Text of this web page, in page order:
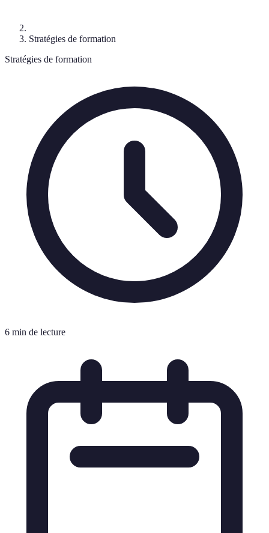
Stratégies de formation
Stratégies de formation
6 min de lecture